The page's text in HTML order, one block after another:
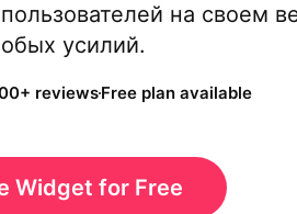
на своем
усилий.
reviewsFree plan available
Widget for Free